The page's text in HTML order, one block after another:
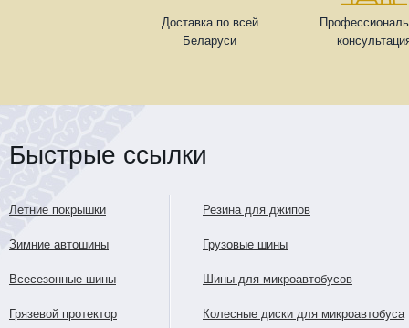
Доставка по всей
Беларуси
Быстрые ссылки
Летние покрышки
Зимние автошины
Всесезонные шины
Грязевой протектор
Резина для джипов
Грузовые шины
Шины для микроавтобусов
Колесные диски для микроавтобуса